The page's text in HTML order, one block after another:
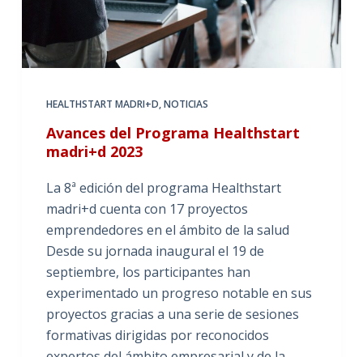
HEALTHSTART MADRI+D,NOTICIAS
Avances del Programa Healthstart
madri+d 2023
La 8ª edición del programa Healthstart
madri+d cuenta con 17 proyectos
emprendedores en el ámbito de la salud
Desde su jornada inaugural el 19 de
septiembre, los participantes han
experimentado un progreso notable en sus
proyectos gracias a una serie de sesiones
formativas dirigidas por reconocidos